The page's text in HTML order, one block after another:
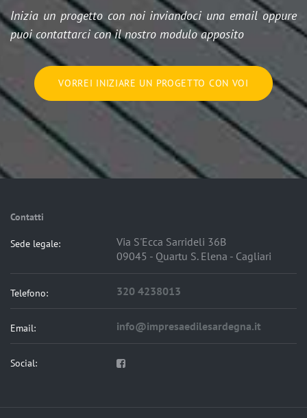
Inizia un progetto con noi inviandoci una email oppure
puoi contattarci con il nostro modulo apposito
VORREI INIZIARE UN PROGETTO CON VOI
Contatti
Sede legale:
Via S'Ecca Sarrideli 36B
09045 - Quartu S. Elena - Cagliari
Telefono: 320 4238013
Email: info@impresaedilesardegna.it
Social: